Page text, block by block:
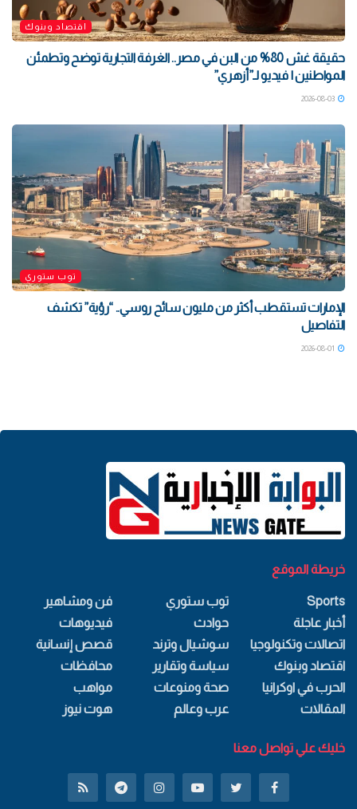
اقتصاد وبنوك
حقيقة غش 80% من البن في مصر.. الغرفة التجارية توضح وتطمئن
المواطنين | فيديو لـ”أزهري”
2026-08-03
توب ستوري
الإمارات تستقطب أكثر من مليون سائح روسي.. “رؤية” تكشف
التفاصيل
2026-08-01
خريطة الموقع
Sports
أخبار عاجلة
اتصالات وتكنولوجيا
اقتصاد وبنوك
الحرب في اوكرانيا
المقالات
توب ستوري
حوادث
سوشيال وترند
سياسة وتقارير
صحة ومنوعات
عرب وعالم
فن ومشاهير
فيديوهات
قصص إنسانية
محافظات
مواهب
هوت نيوز
خليك علي تواصل معنا